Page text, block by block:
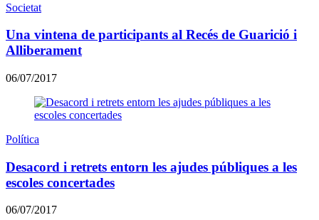
Societat
Una vintena de participants al Recés de Guarició i
Alliberament
06/07/2017
Política
Desacord i retrets entorn les ajudes públiques a les
escoles concertades
06/07/2017